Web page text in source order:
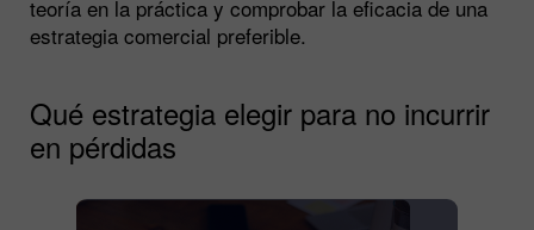
teoría en la práctica y comprobar la eficacia de una
estrategia comercial preferible.
Qué estrategia elegir para no incurrir
en pérdidas